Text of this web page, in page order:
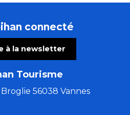
connecté
à la newsletter
Tourisme
56038 Vannes